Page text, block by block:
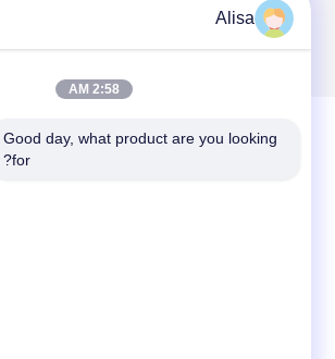
Alisa
2:58 AM
Good day, what product are you looking
for?